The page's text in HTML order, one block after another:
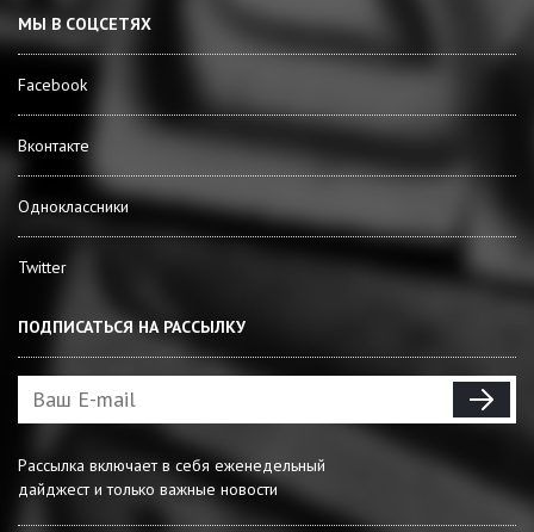
МЫ В СОЦСЕТЯХ
Facebook
Вконтакте
Одноклассники
Twitter
ПОДПИСАТЬСЯ НА РАССЫЛКУ
Рассылка включает в себя еженедельный
дайджест и только важные новости